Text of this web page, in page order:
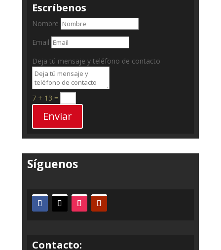
Escríbenos
Nombre
Email
Deja tú mensaje y teléfono de contacto
7 + 13 =
Enviar
Síguenos
Contacto: